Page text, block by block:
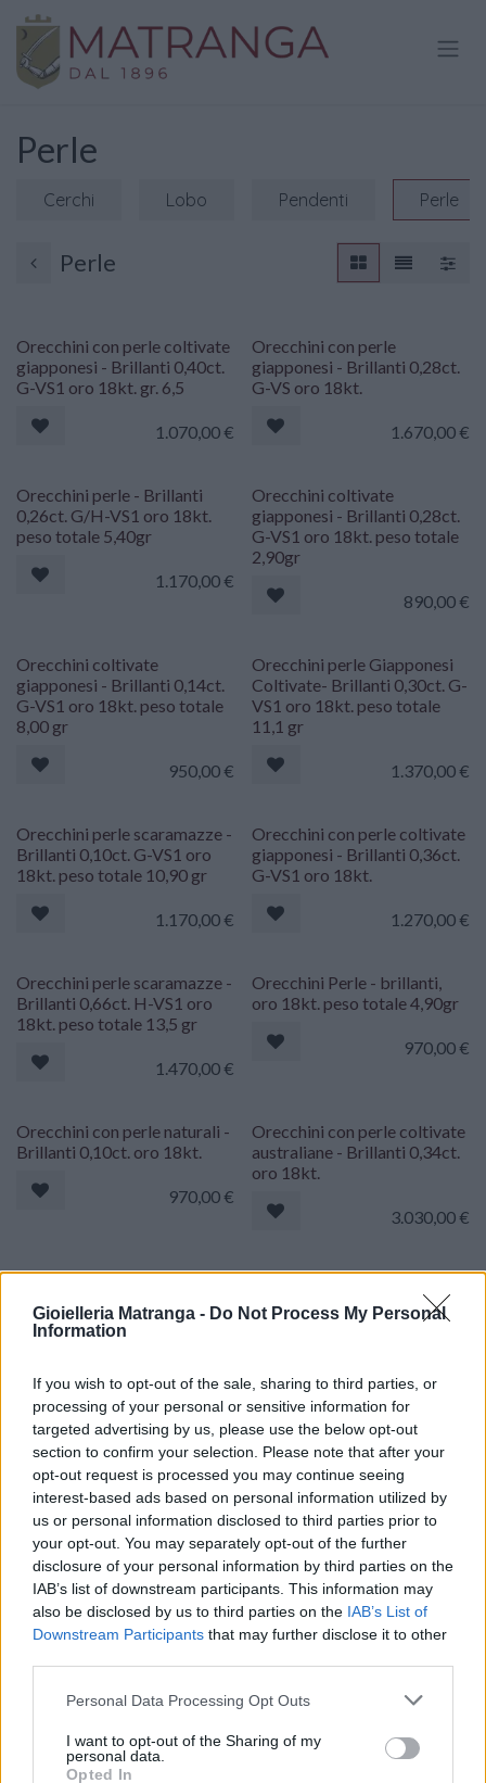
Gioielleria Matranga - Do Not Process My Personal
Information
If you wish to opt-out of the sale, sharing to third parties, or
processing of your personal or sensitive information for
targeted advertising by us, please use the below opt-out
section to confirm your selection. Please note that after your
opt-out request is processed you may continue seeing
interest-based ads based on personal information utilized by
us or personal information disclosed to third parties prior to
your opt-out. You may separately opt-out of the further
disclosure of your personal information by third parties on the
IAB’s list of downstream participants. This information may
also be disclosed by us to third parties on the IAB’s List of
Downstream Participants that may further disclose it to other
Please note that this website/app uses one or more Google
not limited to your visit or usage behaviour. You may click to
grant or deny consent to Google and its third-party tags to
Personal Data Processing Opt Outs
I want to opt-out of the Sharing of my
personal data.
Opted In
Passa al contenuto
Perle
Cerchi Lobo Pendenti Perle
Perle
Orecchini con perle coltivate
giapponesi - Brillanti 0,40ct.
G-VS1 oro 18kt. gr. 6,5
1.070,00€
Orecchini con perle
giapponesi - Brillanti 0,28ct.
G-VS oro 18kt.
1.670,00€
Orecchini perle - Brillanti
0,26ct. G/H-VS1 oro 18kt.
peso totale 5,40gr
1.170,00€
Orecchini coltivate
giapponesi - Brillanti 0,28ct.
G-VS1 oro 18kt. peso totale
2,90gr
890,00€
Orecchini coltivate
giapponesi - Brillanti 0,14ct.
G-VS1 oro 18kt. peso totale
8,00 gr
950,00€
Orecchini perle Giapponesi
Coltivate- Brillanti 0,30ct. G-
VS1 oro 18kt. peso totale
11,1 gr
1.370,00€
Orecchini perle scaramazze -
Brillanti 0,10ct. G-VS1 oro
18kt. peso totale 10,90 gr
1.170,00€
Orecchini con perle coltivate
giapponesi - Brillanti 0,36ct.
G-VS1 oro 18kt.
1.270,00€
Orecchini perle scaramazze -
Brillanti 0,66ct. H-VS1 oro
18kt. peso totale 13,5 gr
1.470,00€
Orecchini Perle - brillanti,
oro 18kt. peso totale 4,90gr
970,00€
Orecchini con perle naturali -
Brillanti 0,10ct. oro 18kt.
970,00€
Orecchini con perle coltivate
australiane - Brillanti 0,34ct.
oro 18kt.
3.030,00€
Orecchini perle barocche -
Orecchini Perle giapponesi
coltivate - Brillanti 0,34ct,
oro 18kt. peso totale 8gr
Orecchini con perle coltivate
australiane - Brillanti 0,50ct.
oro 18kt. peso totale
13,50gr.
Orecchini con perle
australiane coltivate -
Brillanti 0.30 + 0.09ct. oro
18kt.
3.750,00
Orecchini Mikawa con perle
- Brillanti 0,70ct. G-VS1, oro
18kt
Orecchini perle barocche
australiane - Brillanti 0,70ct.
G-VS1, oro 18kt peso totale
1.970,00
Orecchini perle Tahiti nere -